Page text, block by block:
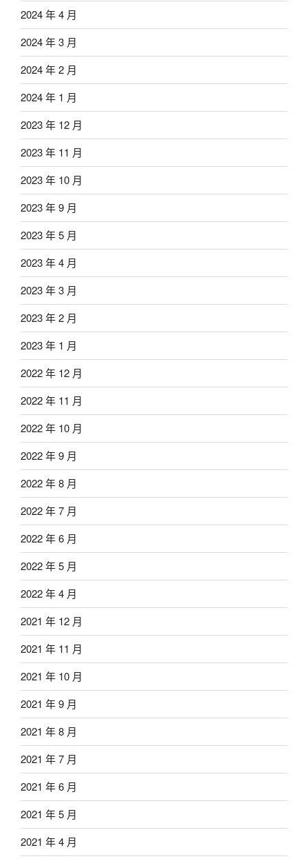
2024 年 4 月
2024 年 3 月
2024 年 2 月
2024 年 1 月
2023 年 12 月
2023 年 11 月
2023 年 10 月
2023 年 9 月
2023 年 5 月
2023 年 4 月
2023 年 3 月
2023 年 2 月
2023 年 1 月
2022 年 12 月
2022 年 11 月
2022 年 10 月
2022 年 9 月
2022 年 8 月
2022 年 7 月
2022 年 6 月
2022 年 5 月
2022 年 4 月
2021 年 12 月
2021 年 11 月
2021 年 10 月
2021 年 9 月
2021 年 8 月
2021 年 7 月
2021 年 6 月
2021 年 5 月
2021 年 4 月